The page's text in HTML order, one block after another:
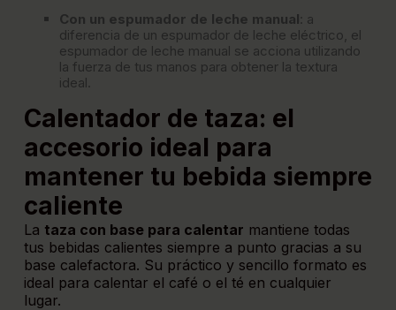
Con un espumador de leche manual : a
diferencia de un espumador de leche eléctrico, el
espumador de leche manual se acciona utilizando
la fuerza de tus manos para obtener la textura
ideal.
Calentador de taza: el
accesorio ideal para
mantener tu bebida siempre
caliente
La taza con base para calentar mantiene todas
tus bebidas calientes siempre a punto gracias a su
base calefactora. Su práctico y sencillo formato es
ideal para calentar el café o el té en cualquier
lugar.